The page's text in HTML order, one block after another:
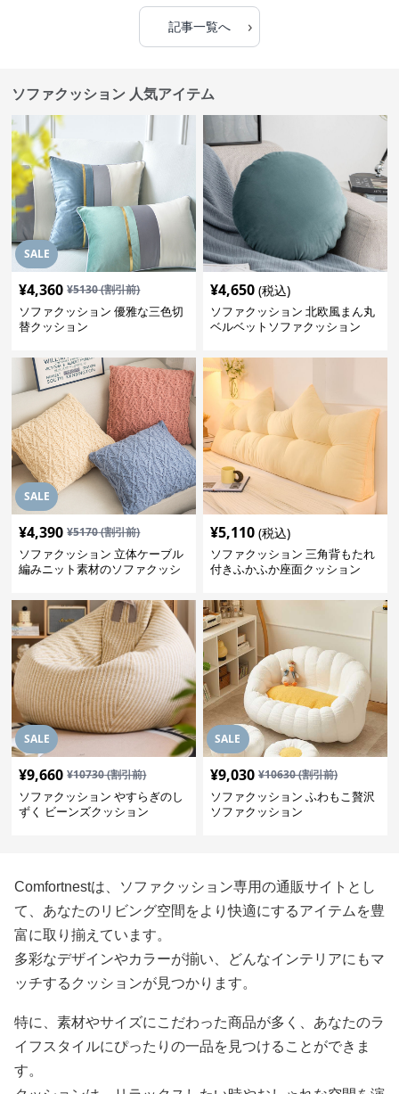
記事一覧へ ›
ソファクッション 人気アイテム
SALE
¥4,360 ¥5130(割引前)
ソファクッション 優雅な三色切
替クッション
¥4,650 (税込)
ソファクッション 北欧風まん丸
ベルベットソファクッション
SALE
¥4,390 ¥5170(割引前)
ソファクッション 立体ケーブル
編みニット素材のソファクッシ
¥5,110 (税込)
ソファクッション 三角背もたれ
付きふかふか座面クッション
SALE
¥9,660 ¥10730(割引前)
ソファクッション やすらぎのし
ずく ビーンズクッション
SALE
¥9,030 ¥10630(割引前)
ソファクッション ふわもこ贅沢
ソファクッション
Comfortnestは、ソファクッション専用の通販サイトとし
て、あなたのリビング空間をより快適にするアイテムを豊
富に取り揃えています。
多彩なデザインやカラーが揃い、どんなインテリアにもマ
ッチするクッションが見つかります。
特に、素材やサイズにこだわった商品が多く、あなたのラ
イフスタイルにぴったりの一品を見つけることができま
す。